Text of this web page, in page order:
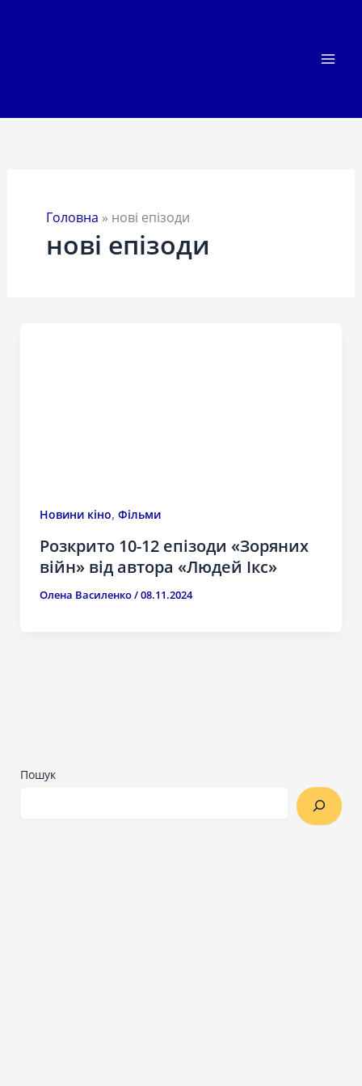
Головна » нові епізоди
нові епізоди
Новини кіно, Фільми
Розкрито 10-12 епізоди «Зоряних
війн» від автора «Людей Ікс»
Олена Василенко/08.11.2024
Пошук